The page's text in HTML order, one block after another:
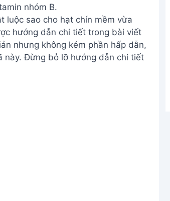
nhóm B.
luộc sao cho hạt chín mềm vừa
hướng dẫn chi tiết trong bài viết
nhưng không kém phần hấp dẫn,
này. Đừng bỏ lỡ hướng dẫn chi tiết